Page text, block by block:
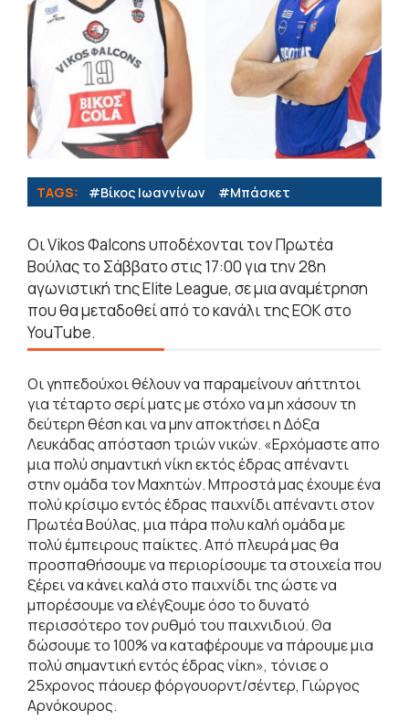
TAGS: #Βίκος Ιωαννίνων #Μπάσκετ
Οι Vikos Φalcons υποδέχονται τον Πρωτέα
Βούλας το Σάββατο στις 17:00 για την 28η
αγωνιστική της Elite League, σε μια αναμέτρηση
που θα μεταδοθεί από το κανάλι της ΕΟΚ στο
YouTube.
Οι γηπεδούχοι θέλουν να παραμείνουν αήττητοι
για τέταρτο σερί ματς με στόχο να μη χάσουν τη
δεύτερη θέση και να μην αποκτήσει η Δόξα
Λευκάδας απόσταση τριών νικών. «Ερχόμαστε απο
μια πολύ σημαντική νίκη εκτός έδρας απέναντι
στην ομάδα τον Μαχητών. Μπροστά μας έχουμε ένα
πολύ κρίσιμο εντός έδρας παιχνίδι απέναντι στον
Πρωτέα Βούλας, μια πάρα πολυ καλή ομάδα με
πολύ έμπειρους παίκτες. Από πλευρά μας θα
προσπαθήσουμε να περιορίσουμε τα στοιχεία που
ξέρει να κάνει καλά στο παιχνίδι της ώστε να
μπορέσουμε να ελέγξουμε όσο το δυνατό
περισσότερο τον ρυθμό του παιχνιδιού. Θα
δώσουμε το 100% να καταφέρουμε να πάρουμε μια
πολύ σημαντική εντός έδρας νίκη», τόνισε ο
25χρονος πάουερ φόργουορντ/σέντερ, Γιώργος
Αρνόκουρος.